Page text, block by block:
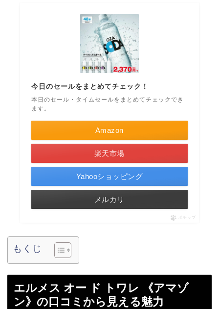
今日のセールをまとめてチェック！
本日のセール・タイムセールをまとめてチェックでき
ます。
Amazon
楽天市場
Yahooショッピング
メルカリ
ポチップ
もくじ
エルメス オー ド トワレ 《アマゾ
ン》の口コミから見える魅力